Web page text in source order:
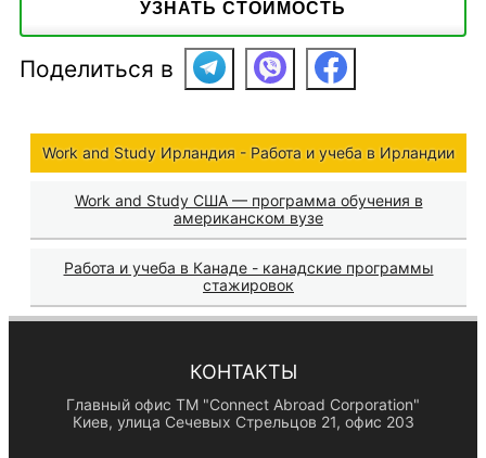
УЗНАТЬ СТОИМОСТЬ
Поделиться в
Work and Study Ирландия - Работа и учеба в Ирландии
Work and Study США — программа обучения в
американском вузе
Работа и учеба в Канаде - канадские программы
стажировок
КОНТАКТЫ
Главный офис TM "Connect Abroad Corporation"
Киев, улица Сечевых Стрельцов 21, офис 203